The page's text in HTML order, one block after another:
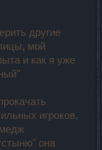
другие
мой
и как я уже
игроков,
она